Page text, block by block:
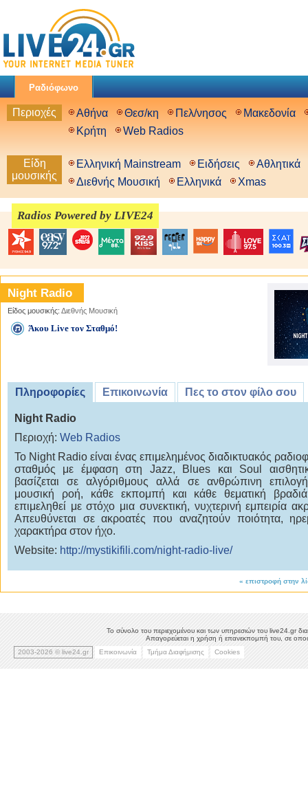
Ραδιόφωνο
Περιοχές Αθήνα Θεσ/κη Πελ/νησος
Μακεδονία
Κρήτη
Web Radios
Είδη
μουσικής
Ελληνική Mainstream Ειδήσεις
Αθλητικά
Διεθνής Μουσική
Ελληνικά Xmas
Radios Powered by LIVE24
Night Radio
Είδος μουσικής: Διεθνής Μουσική
Άκου Live τον Σταθμό!
Πληροφορίες Επικοινωνία Πες το στον φίλο σου
Night Radio
Περιοχή: Web Radios
Το Night Radio είναι ένας επιμελημένος διαδικτυακός
σταθμός με έμφαση στη Jazz, Blues και Soul
βασίζεται σε αλγόριθμους αλλά σε ανθρώπινη
μουσική ροή, κάθε εκπομπή και κάθε θεματική
επιμεληθεί με στόχο μια συνεκτική, νυχτερινή εμπειρία
Απευθύνεται σε ακροατές που αναζητούν ποιότητα,
χαρακτήρα στον ήχο.
Website: http://mystikifili.com/night-radio-live/
« επιστροφή στην
Το σύνολο του περιεχομένου και των υπηρεσιών του live24.gr
Απαγορεύεται η χρήση ή επανεκπομπή του, σε
2003-2026 © live24.gr
Επικοινωνία Τμήμα Διαφήμισης Cookies